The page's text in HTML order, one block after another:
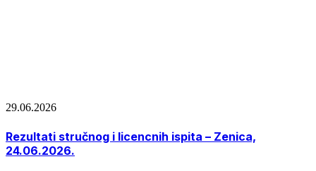
29.06.2026
Rezultati stručnog i licencnih ispita – Zenica,
24.06.2026.